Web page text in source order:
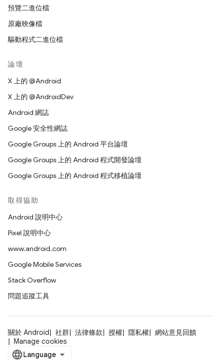
預覽二進位檔
原廠映像檔
驅動程式二進位檔
論壇
X 上的 @Android
X 上的 @AndroidDev
Android 網誌
Google 安全性網誌
Google Groups 上的 Android 平台論壇
Google Groups 上的 Android 程式開發論壇
Google Groups 上的 Android 程式移植論壇
取得協助
Android 說明中心
Pixel 說明中心
www.android.com
Google Mobile Services
Stack Overflow
問題追蹤工具
關於 Android 社群 法律條款 授權 隱私權
網站意見回饋
Manage cookies